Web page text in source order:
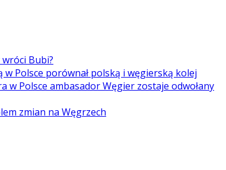
Bubi?
Polsce porównał polską i węgierską kolej
w Polsce ambasador Węgier zostaje odwołany
zmian na Węgrzech